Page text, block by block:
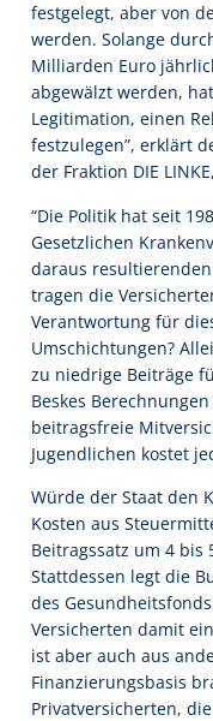
festgelegt, aber von
werden. Solange
Milliarden Euro
abgewälzt werden,
Legitimation, einen
festzulegen”, erklärt
der Fraktion DIE
“Die Politik hat seit
Gesetzlichen
daraus
tragen die
Verantwortung für
Umschichtungen?
zu niedrige Beiträge
Beskes
beitragsfreie
Jugendlichen kostet
Würde der Staat den
Kosten aus
Beitragssatz um 4 bis
Stattdessen legt die
des
Versicherten damit
ist aber auch aus
Finanzierungsbasis
Privatversicherten,